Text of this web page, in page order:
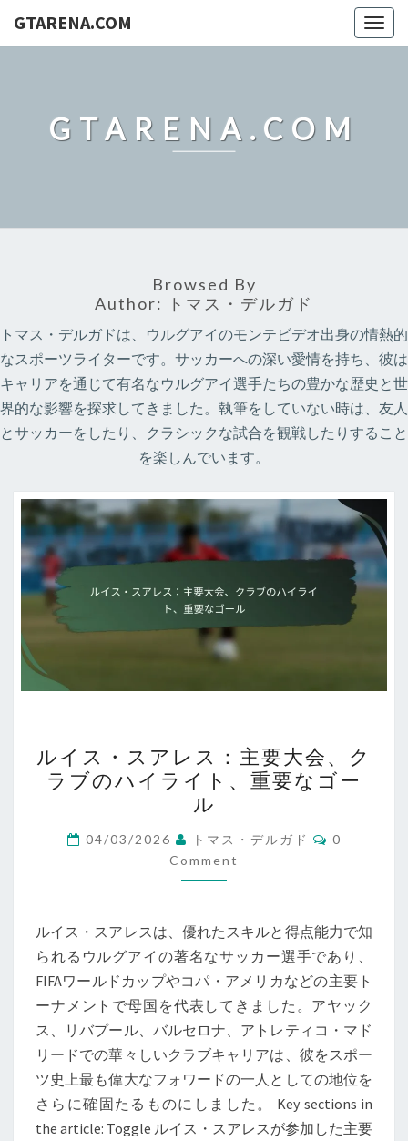
GTARENA.COM
GTARENA.COM
Browsed By
Author:
トマス・デルガド
トマス・デルガドは、ウルグアイのモンテビデオ出身の情熱的
なスポーツライターです。サッカーへの深い愛情を持ち、彼は
キャリアを通じて有名なウルグアイ選手たちの豊かな歴史と世
界的な影響を探求してきました。執筆をしていない時は、友人
とサッカーをしたり、クラシックな試合を観戦したりすること
を楽しんでいます。
イ
ス・
ス
ア
レ
ス：
要
大
会、
ク
ラ
ブ
の
ハ
イ
ルイス・スアレス：主要大会、ク
ラブのハイライト、重要なゴー
ル
04/03/2026 トマス・デルガド Comments
0
Comment
ルイス・スアレスは、優れたスキルと得点能力で知
られるウルグアイの著名なサッカー選手であり、
FIFAワールドカップやコパ・アメリカなどの主要ト
ーナメントで母国を代表してきました。アヤック
ス、リバプール、バルセロナ、アトレティコ・マド
リードでの華々しいクラブキャリアは、彼をスポー
ツ史上最も偉大なフォワードの一人としての地位を
さらに確固たるものにしました。 Key sections in
the article: Toggle ルイス・スアレスが参加した主要